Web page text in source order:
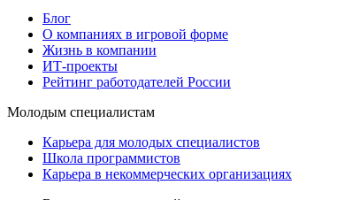
Блог
О компаниях в игровой форме
Жизнь в компании
ИТ-проекты
Рейтинг работодателей России
Молодым специалистам
Карьера для молодых специалистов
Школа программистов
Карьера в некоммерческих организациях